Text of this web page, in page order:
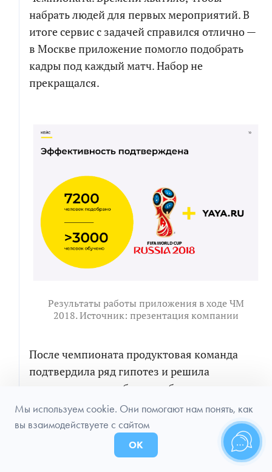
набрать людей для первых мероприятий. В
итоге сервис с задачей справился отлично —
в Москве приложение помогло подобрать
кадры под каждый матч. Набор не
прекращался.
Результаты работы приложения в ходе ЧМ
2018. Источник: презентация компании
После чемпионата продуктовая команда
подтвердила ряд гипотез и решила
продолжить разработку мобильного
приложения для соискателей и веб-
приложения для рекрутеров.
Микросервисная архитектура позволила
Мы используем cookie. Они помогают нам понять, как
вы взаимодействуете с сайтом
ОК